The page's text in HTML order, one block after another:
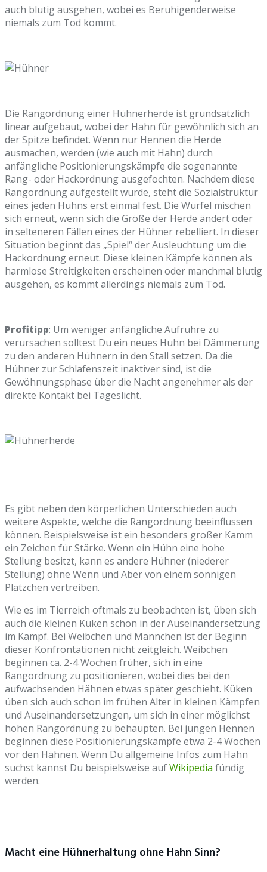
auch blutig ausgehen, wobei es Beruhigenderweise
niemals zum Tod kommt.
Die Rangordnung einer Hühnerherde ist grundsätzlich
linear aufgebaut, wobei der Hahn für gewöhnlich sich an
der Spitze befindet. Wenn nur Hennen die Herde
ausmachen, werden (wie auch mit Hahn) durch
anfängliche Positionierungskämpfe die sogenannte
Rang- oder Hackordnung ausgefochten. Nachdem diese
Rangordnung aufgestellt wurde, steht die Sozialstruktur
eines jeden Huhns erst einmal fest. Die Würfel mischen
sich erneut, wenn sich die Größe der Herde ändert oder
in selteneren Fällen eines der Hühner rebelliert. In dieser
Situation beginnt das „Spiel“ der Ausleuchtung um die
Hackordnung erneut. Diese kleinen Kämpfe können als
harmlose Streitigkeiten erscheinen oder manchmal blutig
ausgehen, es kommt allerdings niemals zum Tod.
Profitipp: Um weniger anfängliche Aufruhre zu
verursachen solltest Du ein neues Huhn bei Dämmerung
zu den anderen Hühnern in den Stall setzen. Da die
Hühner zur Schlafenszeit inaktiver sind, ist die
Gewöhnungsphase über die Nacht angenehmer als der
direkte Kontakt bei Tageslicht.
Es gibt neben den körperlichen Unterschieden auch
weitere Aspekte, welche die Rangordnung beeinflussen
können. Beispielsweise ist ein besonders großer Kamm
ein Zeichen für Stärke. Wenn ein Hühn eine hohe
Stellung besitzt, kann es andere Hühner (niederer
Stellung) ohne Wenn und Aber von einem sonnigen
Plätzchen vertreiben.
Wie es im Tierreich oftmals zu beobachten ist, üben sich
auch die kleinen Küken schon in der Auseinandersetzung
im Kampf. Bei Weibchen und Männchen ist der Beginn
dieser Konfrontationen nicht zeitgleich. Weibchen
beginnen ca. 2-4 Wochen früher, sich in eine
Rangordnung zu positionieren, wobei dies bei den
aufwachsenden Hähnen etwas später geschieht. Küken
üben sich auch schon im frühen Alter in kleinen Kämpfen
und Auseinandersetzungen, um sich in einer möglichst
hohen Rangordnung zu behaupten. Bei jungen Hennen
beginnen diese Positionierungskämpfe etwa 2-4 Wochen
vor den Hähnen. Wenn Du allgemeine Infos zum Hahn
suchst kannst Du beispielsweise aufWikipedia fündig
werden.
Macht eine Hühnerhaltung ohne Hahn Sinn?